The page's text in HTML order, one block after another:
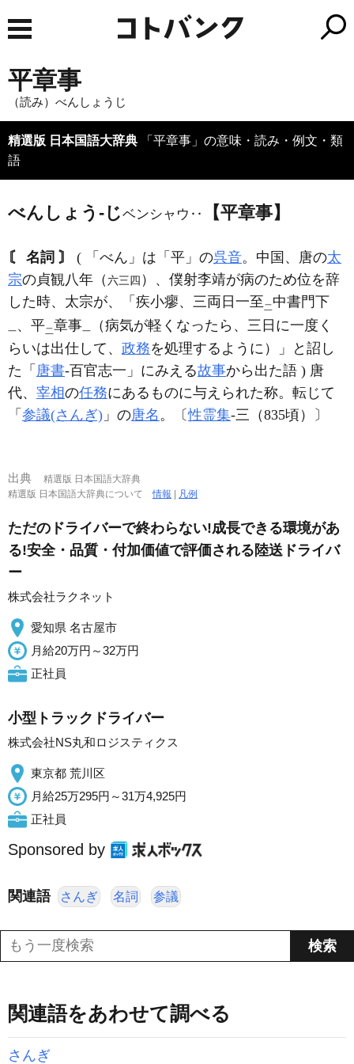
平章事
（読み）べんしょうじ
精選版 日本国語大辞典 「平章事」の意味・読み・例文・類
語
べんしょう‐じベンシャウ‥ 【平章事】
〘 名詞 〙 ( 「べん」は「平」の呉音。中国、唐の太
宗の貞観八年（六三四 ）、僕射李靖が病のため位を辞
した時、太宗が、「疾小瘳、三両日一至二中書門下
一、平二章事一
（病気が軽くなったら、三日に一度く
らいは出仕して、 政務を処理するように）」と詔し
た「 唐書‐百官志一」にみえる故事から出た語 ) 唐
代、 宰相の任務にあるものに与えられた称。転じて
「 参議(さんぎ) 」の唐名 。〔性霊集‐三（835頃）〕
出典
精選版 日本国語大辞典
精選版 日本国語大辞典について情報 凡例
ただのドライバーで終わらない!成長できる環境があ
る!安全・品質・付加価値で評価される陸送ドライバ
ー
株式会社ラクネット
愛知県 名古屋市
月給20万円～32万円
正社員
小型トラックドライバー
株式会社NS丸和ロジスティクス
東京都 荒川区
月給25万295円～31万4,925円
正社員
Sponsored by
関連語 さんぎ 名詞 参議
関連語をあわせて調べる
さんぎ